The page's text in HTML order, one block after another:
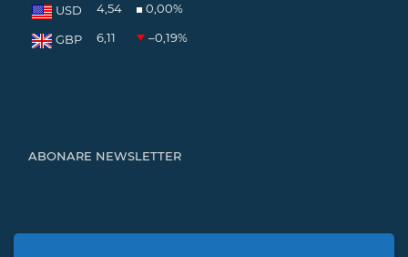
USD 4,54 0,00%
GBP 6,11 –0,19%
ABONARE NEWSLETTER